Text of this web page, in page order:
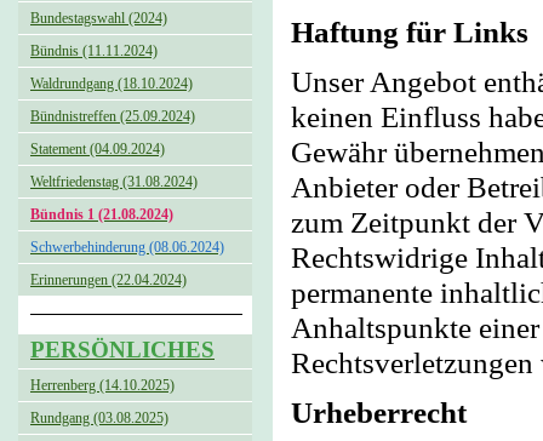
Bundestagswahl (2024)
Bündnis (11.11.2024)
Waldrundgang (18.10.2024)
Bündnistreffen (25.09.2024)
Statement (04.09.2024)
Weltfriedenstag (31.08.2024)
Bündnis 1 (21.08.2024)
Schwerbehinderung (08.06.2024)
Erinnerungen (22.04.2024)
PERSÖNLICHES
Herrenberg (14.10.2025)
Rundgang (03.08.2025)
Haftung für Links
Unser Angebot
keinen Einfluss
Gewähr
Anbieter oder
zum Zeitpunkt der
Rechtswidrige
permanente
Anhaltspunkte
Urheberrecht